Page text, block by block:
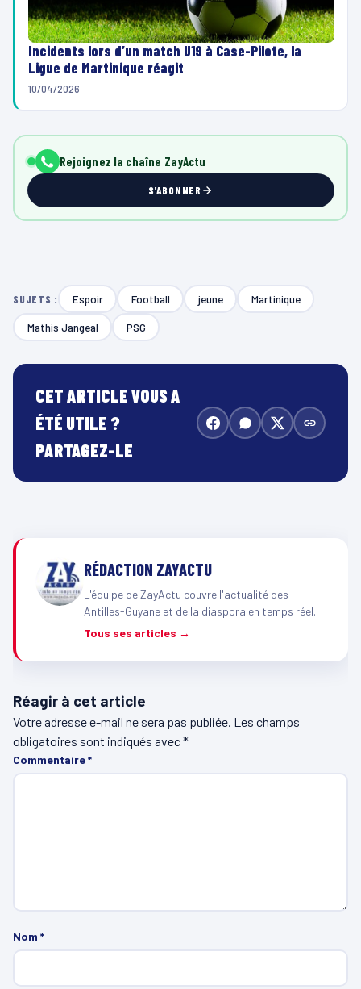
Incidents lors d’un match U19 à Case-Pilote, la
Ligue de Martinique réagit
10/04/2026
Rejoignez la chaîne ZayActu
S'ABONNER
SUJETS : Espoir Football jeune Martinique
Mathis Jangeal PSG
CET ARTICLE VOUS A
ÉTÉ UTILE ?
PARTAGEZ-LE
RÉDACTION ZAYACTU
L'équipe de ZayActu couvre l'actualité des
Antilles-Guyane et de la diaspora en temps réel.
Tous ses articles →
Réagir à cet article
Votre adresse e-mail ne sera pas publiée. Les champs
obligatoires sont indiqués avec*
Commentaire*
Nom *